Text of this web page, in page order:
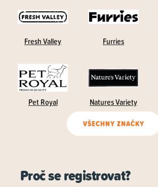
Fresh Valley Furries
Pet Royal Natures Variety
VŠECHNY ZNAČKY
Proč se registrovat?